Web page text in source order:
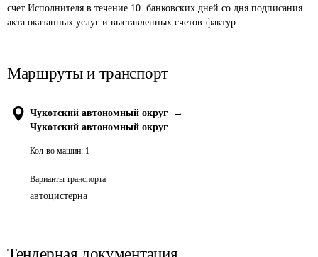
счет Исполнителя в течение 10  банковских дней со дня подписания
акта оказанных услуг и выставленных счетов-фактур
Маршруты и транспорт
Чукотский автономный округ
→
Чукотский автономный округ
Кол-во машин: 1
Варианты транспорта
автоцистерна